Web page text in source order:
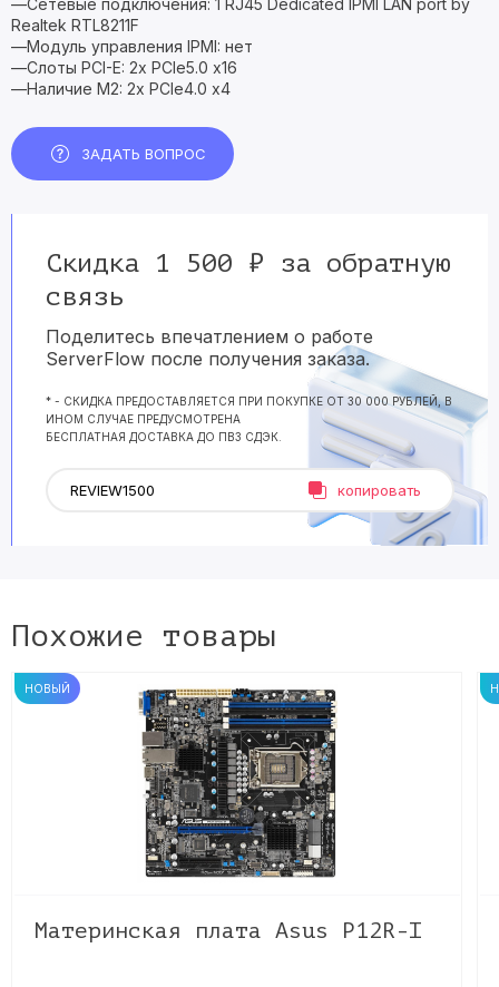
—Сетевые подключения: 1 RJ45 Dedicated IPMI LAN port by
Realtek RTL8211F
—Модуль управления IPMI: нет
—Слоты PCI-E: 2x PCIe5.0 x16
—Наличие M2: 2x PCIe4.0 x4
ЗАДАТЬ ВОПРОС
Скидка 1 500 ₽ за обратную
связь
Поделитесь впечатлением о работе
ServerFlow после получения заказа.
* - СКИДКА ПРЕДОСТАВЛЯЕТСЯ ПРИ ПОКУПКЕ ОТ 30 000 РУБЛЕЙ, В
ИНОМ СЛУЧАЕ ПРЕДУСМОТРЕНА
БЕСПЛАТНАЯ ДОСТАВКА ДО ПВЗ СДЭК.
копировать
Похожие товары
НОВЫЙ
Материнская плата Asus P12R-I